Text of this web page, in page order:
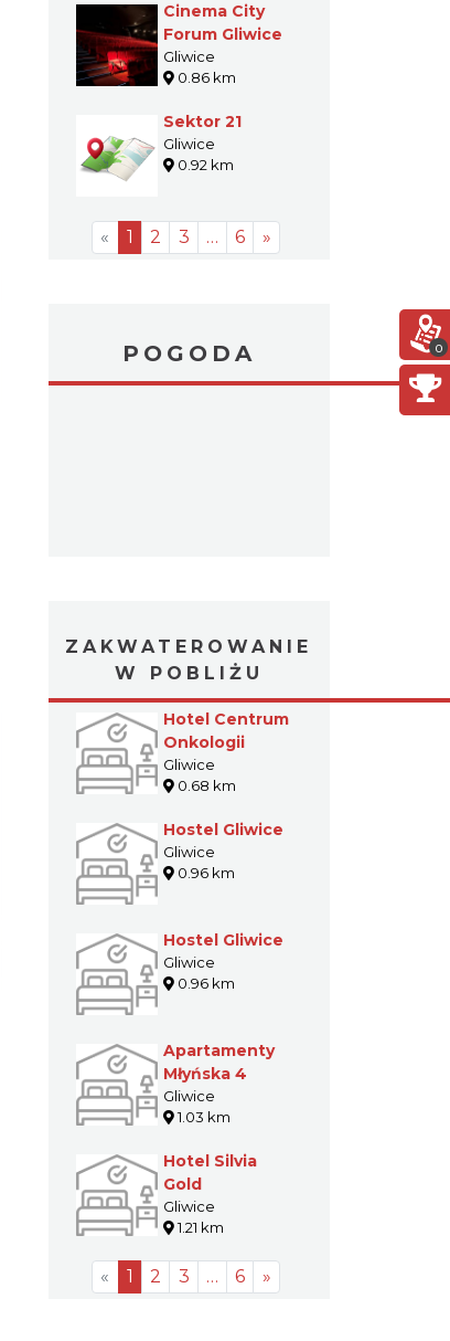
Cinema City
Forum Gliwice
Gliwice
0.86 km
Sektor 21
Gliwice
0.92 km
« 1 2 3 … 6 »
POGODA
ZAKWATEROWANIE
W POBLIŻU
Hotel Centrum
Onkologii
Gliwice
0.68 km
Hostel Gliwice
Gliwice
0.96 km
Hostel Gliwice
Gliwice
0.96 km
Apartamenty
Młyńska 4
Gliwice
1.03 km
Hotel Silvia
Gold
Gliwice
1.21 km
« 1 2 3 … 6 »
0